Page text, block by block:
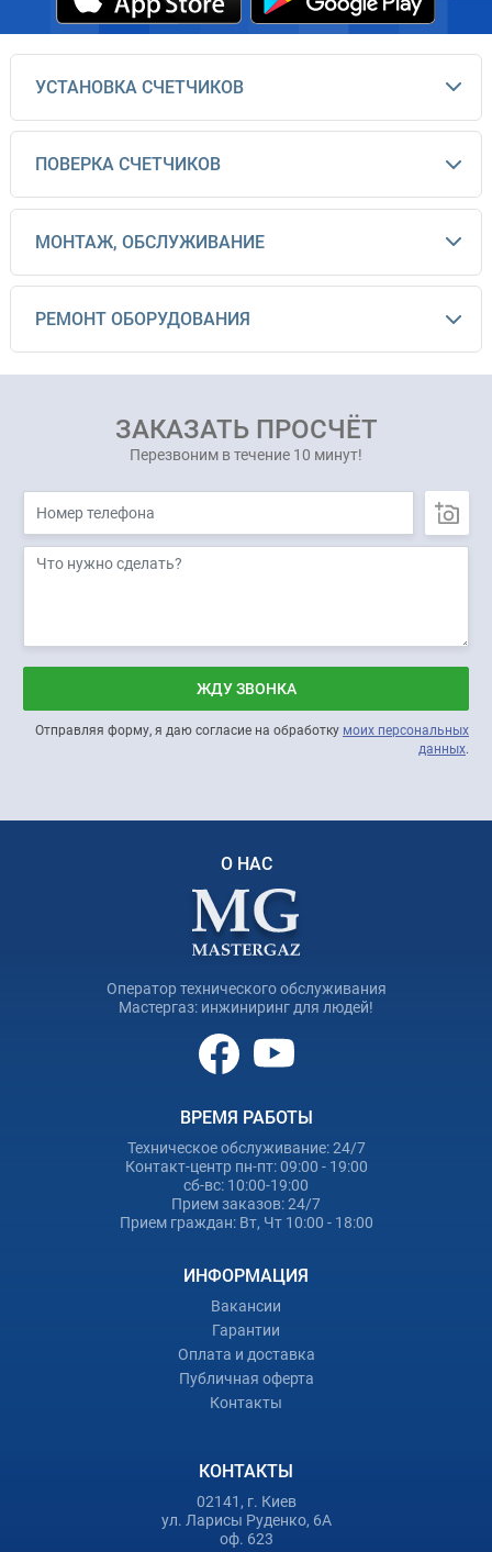
УСТАНОВКА СЧЕТЧИКОВ
ПОВЕРКА СЧЕТЧИКОВ
МОНТАЖ, ОБСЛУЖИВАНИЕ
РЕМОНТ ОБОРУДОВАНИЯ
ЗАКАЗАТЬ ПРОСЧЁТ
Перезвоним в течение 10 минут!
ЖДУ ЗВОНКА
Отправляя форму, я даю согласие на обработку моих персональных
данных.
О НАС
Оператор технического обслуживания
Мастергаз: инжиниринг для людей!
ВРЕМЯ РАБОТЫ
Техническое обслуживание: 24/7
Контакт-центр пн-пт: 09:00 - 19:00
сб-вс: 10:00-19:00
Прием заказов: 24/7
Прием граждан: Вт, Чт 10:00 - 18:00
ИНФОРМАЦИЯ
Вакансии
Гарантии
Оплата и доставка
Публичная оферта
Контакты
КОНТАКТЫ
02141, г. Киев
ул. Ларисы Руденко, 6А
оф. 623